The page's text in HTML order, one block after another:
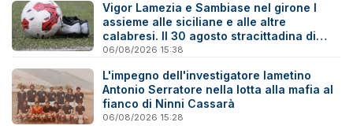
Vigor Lamezia e Sambiase nel girone I
assieme alle siciliane e alle altre
calabresi. Il 30 agosto stracittadina di
Coppa Italia
06/08/2026 15:38
L'impegno dell'investigatore lametino
Antonio Serratore nella lotta alla mafia al
fianco di Ninni Cassarà
06/08/2026 15:28